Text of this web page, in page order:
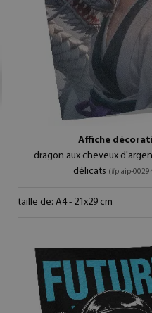
Affiche
dragon aux cheveux
délicats (#plaip-
taille de: A4 - 21x29 cm